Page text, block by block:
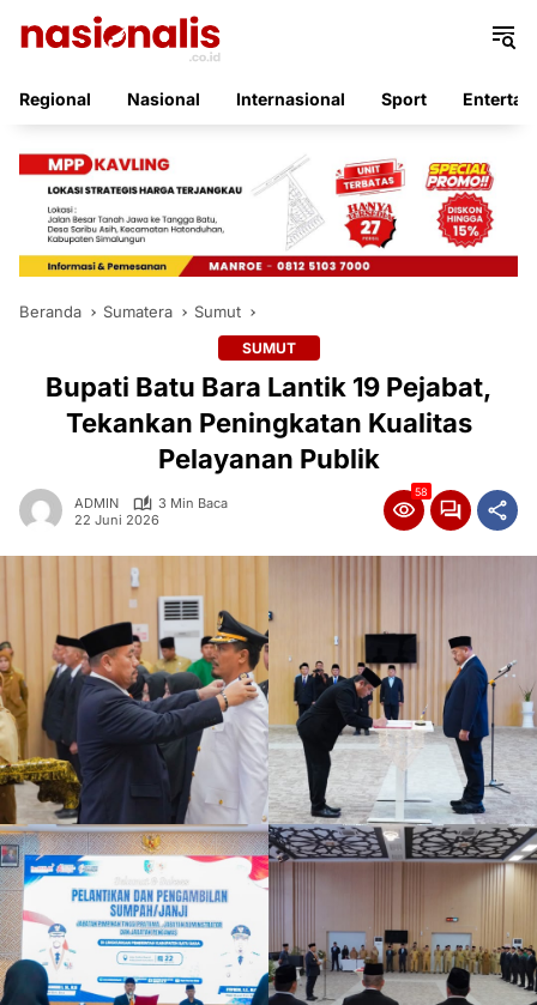
Regional
Nasional Internasional Sport
Beranda Sumatera Sumut
SUMUT
Bupati Batu Bara Lantik 19 Pejabat,
Tekankan Peningkatan Kualitas
Pelayanan Publik
ADMIN
3 Min Baca
22 Juni 2026
58